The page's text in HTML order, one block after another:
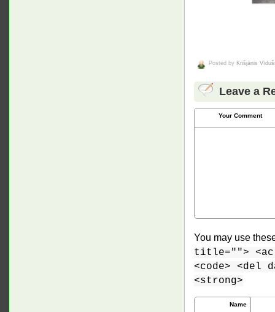
Posted by Krišjānis
Leave a
Your Comment
You may use
title="">
<code> <del
<strong>
Name